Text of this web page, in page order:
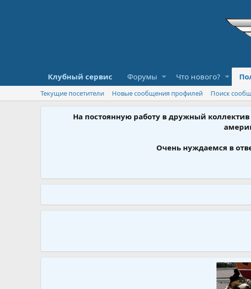
Клубный сервис Форумы Что нового?
Текущие посетители Новые сообщения профилей Поиск
На постоянную работу в дружный
Очень нуждаемся в